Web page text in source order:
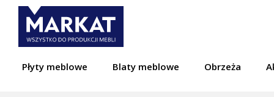
Płyty meblowe Blaty meblowe Obrzeża